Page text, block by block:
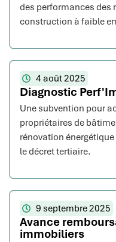
des performances des
construction à faible
4 août 2025
Diagnostic
Une subvention pour
propriétaires de
rénovation
le décret tertiaire.
9 septembre 2025
Avance
immobiliers